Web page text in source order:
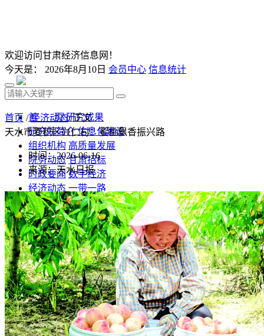
欢迎访问甘肃经济信息网！
今天是： 2026年8月10日 会员中心 信息统计
首 页 研究成果
研究院简介 信息化建设
组织机构 高质量发展
院务动态 甘肃招标
时政要闻 数字经济
经济动态 一带一路
发改视点 乡村振兴
投资分析 发展规划
监测预测 文库下载
首页 /经济动态/ 正文
天水市麦积区兴仁村：蜜桃飘香振兴路
时间：2026-06-16
来源：天水日报